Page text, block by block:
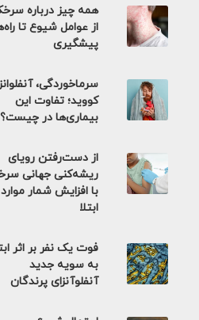
همه چیز درباره
از عوامل شیوع تا
پیشگیری
سرماخوردگی،
کووید؛ تفاوت این
بیماری‌ها در چیست؟
از دست‌رفتن رویای
ریشه‌کنی جهانی
با افزایش شمار موارد
ابتلا
فوت یک نفر بر اثر
به سویه جدید
آنفلوآنزای پرندگان